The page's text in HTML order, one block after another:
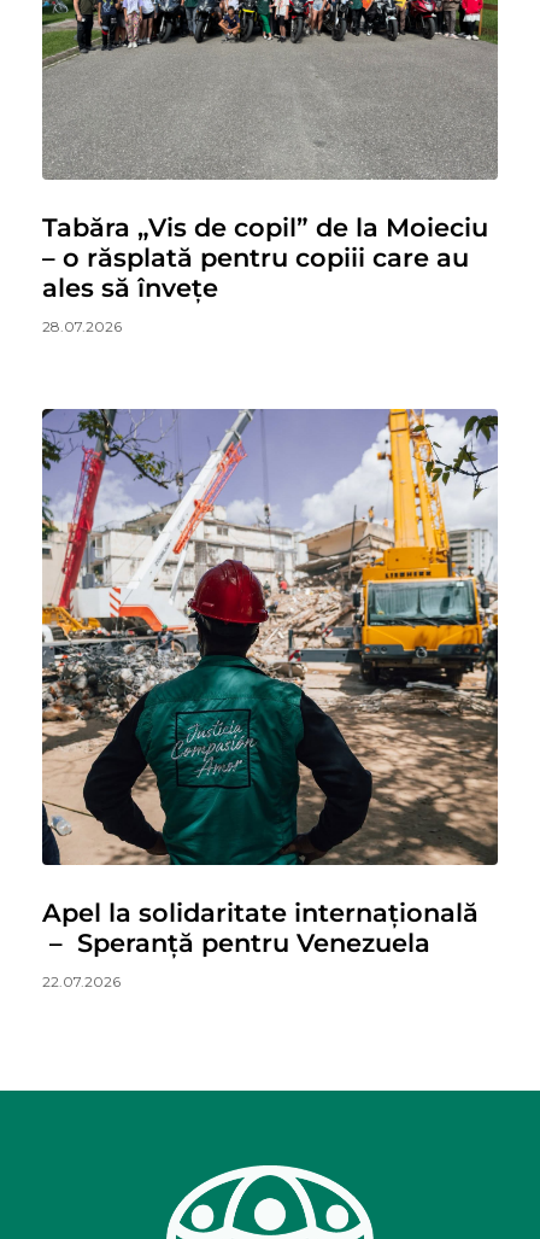
Tabăra „Vis de copil” de la Moieciu
– o răsplată pentru copiii care au
ales să învețe
28.07.2026
Apel la solidaritate internațională
– Speranță pentru Venezuela
22.07.2026